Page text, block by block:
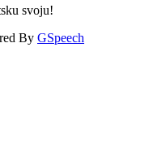
svoju!
By GSpeech